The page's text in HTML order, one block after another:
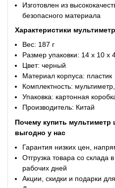
Изготовлен из
безопасного материала
Характеристики
Вес: 187 г
Размер упаковки: 14 х 10 х
Цвет: черный
Материал корпуса: пластик
Комплектность:
Упаковка: картонная
Производитель: Китай
Почему купить мультиметр
выгодно у нас
Гарантия низких цен,
Отгрузка товара со склада
рабочих дней
Акции, скидки и подарки